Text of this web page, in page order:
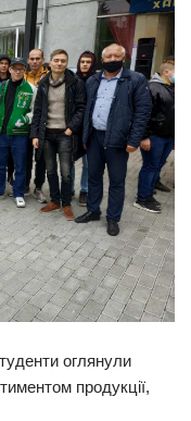
оглянули
продукції,